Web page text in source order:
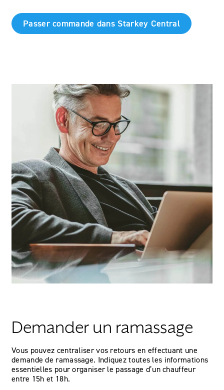
Passer commande dans Starkey Central
Demander un ramassage
Vous pouvez centraliser vos retours en effectuant une
demande de ramassage. Indiquez toutes les informations
essentielles pour organiser le passage d’un chauffeur
entre 15h et 18h.